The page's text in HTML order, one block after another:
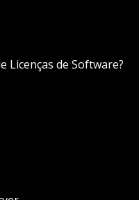
Licenças de Software?